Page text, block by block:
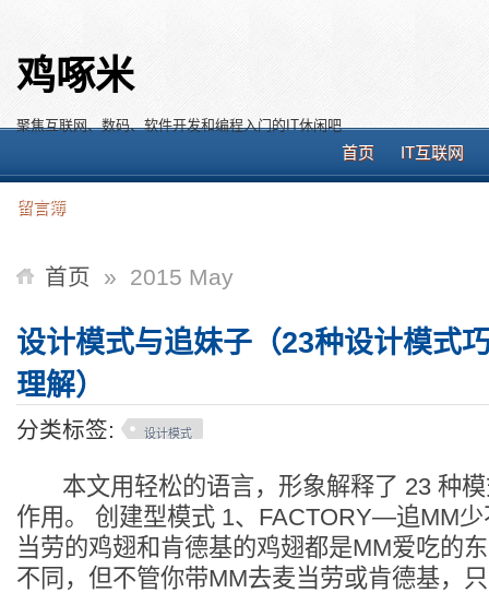
鸡啄米
聚焦互联网、数码、软件开发和编程入门的IT休闲吧
首页 IT互联网
留言簿
首页 » 2015 May
设计模式与追妹子（23种设计模式
理解）
分类标签: 设计模式
本文用轻松的语言，形象解释了 23 种模
作用。 创建型模式 1、FACTORY—追MM
当劳的鸡翅和肯德基的鸡翅都是MM爱吃的
不同，但不管你带MM去麦当劳或肯德基，